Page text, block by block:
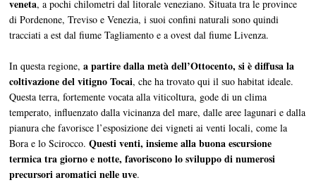
veneta, a pochi chilometri dal litorale veneziano. Situata tra le province
di Pordenone, Treviso e Venezia, i suoi confini naturali sono quindi
tracciati a est dal fiume Tagliamento e a ovest dal fiume Livenza.
In questa regione, a partire dalla metà dell’Ottocento, si è diffusa la
coltivazione del vitigno Tocai, che ha trovato qui il suo habitat ideale.
Questa terra, fortemente vocata alla viticoltura, gode di un clima
temperato, influenzato dalla vicinanza del mare, dalle aree lagunari e dalla
pianura che favorisce l’esposizione dei vigneti ai venti locali, come la
Bora e lo Scirocco.Questi venti, insieme alla buona escursione
termica tra giorno e notte, favoriscono lo sviluppo di numerosi
precursori aromatici nelle uve.